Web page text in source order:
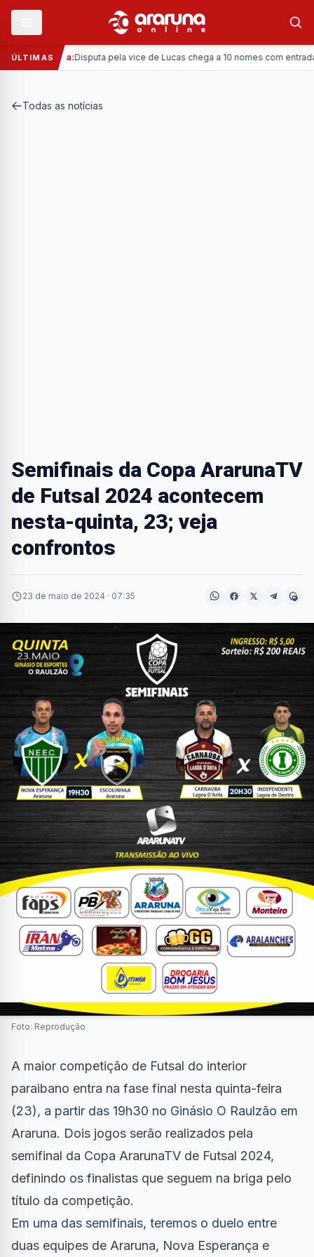
ÚLTIMAS
Política:Disputa pela vice de Lucas chega a 10 nomes com entrada
Todas as notícias
Semifinais da Copa ArarunaTV
de Futsal 2024 acontecem
nesta-quinta, 23; veja
confrontos
23 de maio de 2024 · 07:35
Foto: Reprodução
A maior competição de Futsal do interior
paraibano entra na fase final nesta quinta-feira
(23), a partir das 19h30 no Ginásio O Raulzão em
Araruna. Dois jogos serão realizados pela
semifinal da Copa ArarunaTV de Futsal 2024,
definindo os finalistas que seguem na briga pelo
título da competição.
Em uma das semifinais, teremos o duelo entre
duas equipes de Araruna, Nova Esperança e